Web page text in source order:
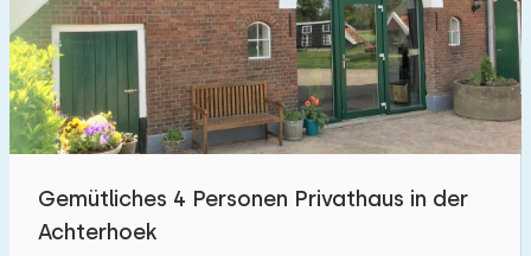
Gemütliches 4 Personen Privathaus in der
Achterhoek